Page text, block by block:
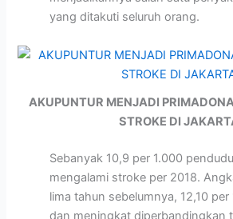
yang ditakuti seluruh orang.
AKUPUNTUR MENJADI
STROKE DI
Sebanyak 10,9 per 1.000
mengalami stroke per 2018.
lima tahun sebelumnya, 12,10
dan meningkat diperbandingkan